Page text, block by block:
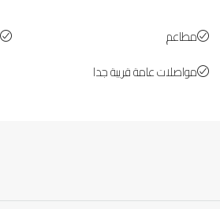
مطاعم
مواصلات عامة قريبة جدا